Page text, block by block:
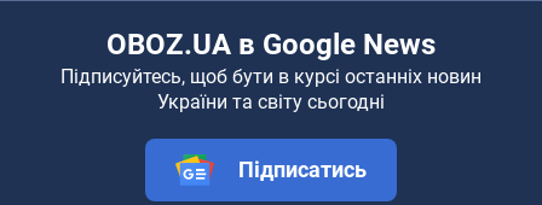
OBOZ.UA в Google News
Підписуйтесь, щоб бути в курсі останніх новин
України та світу сьогодні
Підписатись